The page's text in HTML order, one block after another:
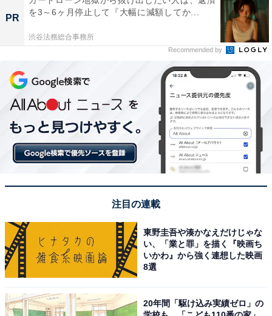
1位に輝いたのは、日光市にある「日光ストロベリーパ
ーク」でした。日光の豊かな自然とおいしい水で育った
「とちおとめ」や「スカイベリー」などを味わうことが
できます。ベビーカーや車椅子での入園も可能なバリア
フリー設計となっており、観光名所の日光東照宮からも
アクセスがよいため、家族旅行の定番スポットとして支
持されています。
回答者コメント
「いちご狩りができる品種が多く、料金もお手頃な
「いちご狩りと合わせて周辺の観光地へのアクセス
田県）
PR
を3～6ヶ月停止して『大幅に減額してか...
渋谷法務総合事務所
Recommended by
注目の連載
東野圭吾や湊かなえだけじゃな
い、「業と罪」を描く『映画ち
いかわ』から強く連想した映画
8選
20年間「駆け込み実績ゼロ」の